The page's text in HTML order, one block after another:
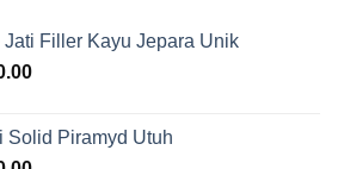
Jati Filler Kayu Jepara Unik
Solid Piramyd Utuh